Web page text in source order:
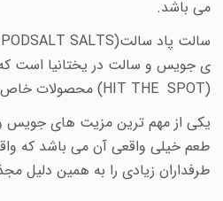
می باشد.
​​سالت پاد سالتSALTS)
ی جویس و سالت در یختانیا است
(
HIT THE SPOT
) محصولات خاص
یکی از مهم ترین مزیت های جویس
طعم خیلی واقعی آن می باشد که
طرفداران زیادی را به همین دلیل